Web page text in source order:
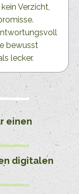
Verzicht,
bewusst
lecker.
einen
digitalen